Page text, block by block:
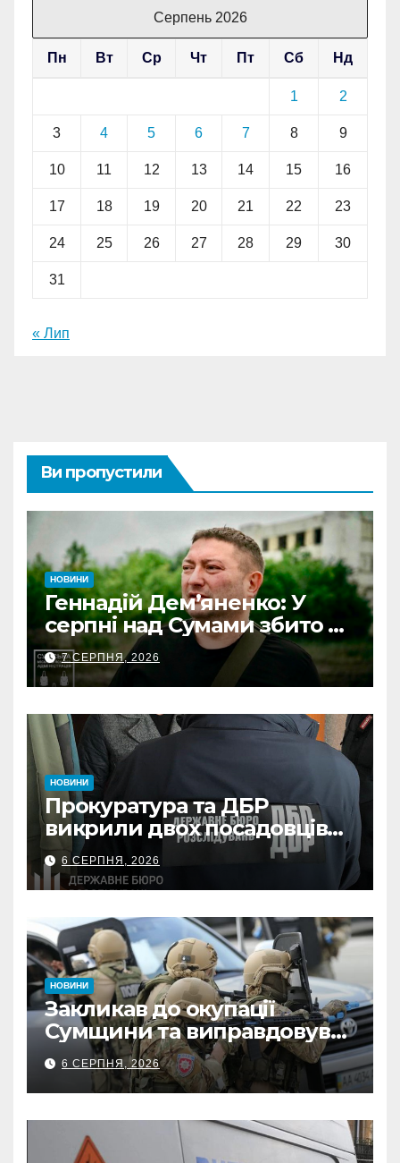
Серпень 2026
Пн Вт Ср Чт Пт Сб Нд
1 2
3 4 5 6 7 8 9
10 11 12 13 14 15 16
17 18 19 20 21 22 23
24 25 26 27 28 29 30
31
« Лип
Ви пропустили
НОВИНИ
Геннадій Дем’яненко: У
серпні над Сумами збито 6
КАБів
7 СЕРПНЯ, 2026
НОВИНИ
Прокуратура та ДБР
викрили двох посадовців
ДПС Сумщини на вимаганні
неправомірної вигоди у
ФОПа
6 СЕРПНЯ, 2026
НОВИНИ
Закликав до окупації
Сумщини та виправдовував
обстріли: СБУ викрила
прокремлівського агітатора
з Охтирки
6 СЕРПНЯ, 2026